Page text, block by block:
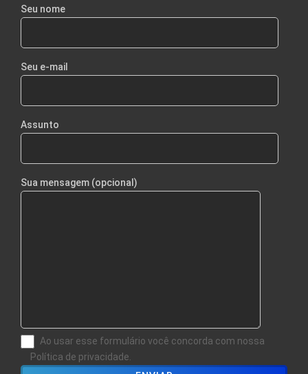
Seu nome
Seu e-mail
Assunto
Sua mensagem (opcional)
Ao usar esse formulário você concorda com nossa
Política de privacidade.